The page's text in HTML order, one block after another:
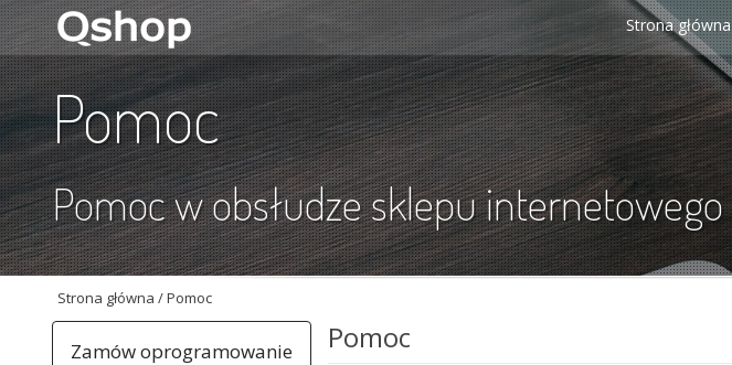
Strona główna
Pomoc
Pomoc w obsłudze sklepu internetowego
Strona główna /Pomoc
Zamów oprogramowanie Pomoc